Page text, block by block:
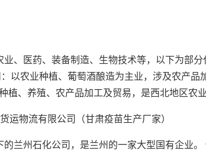
、医药、装备制造、生物技术等，以下为部
以农业种植、葡萄酒酿造为主业，涉及农产品
、养殖、农产品加工及贸易，是西北地区农
兰州石化公司，是兰州的一家大型国有企业